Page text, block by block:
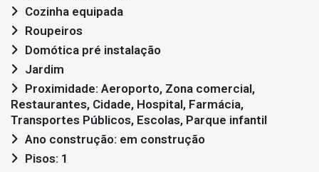
Cozinha equipada
Roupeiros
Domótica pré instalação
Jardim
Restaurantes, Cidade, Hospital, Farmácia,
Transportes Públicos, Escolas, Parque infantil
Ano construção: em construção
Pisos: 1